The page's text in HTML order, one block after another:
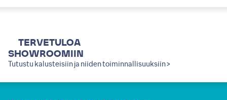
TERVETULOA
SHOWROOMIIN
Tutustu kalusteisiin ja niiden toiminnallisuuksiin >